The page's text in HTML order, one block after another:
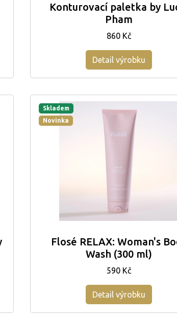
Konturovací paletka by
Pham
860 Kč
Detail výrobku
Skladem
Novinka
Flosé RELAX: Woman's
Wash (300 ml)
590 Kč
Detail výrobku